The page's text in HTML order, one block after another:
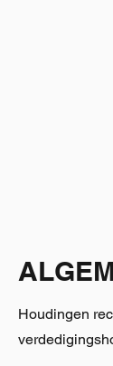
Houdingen